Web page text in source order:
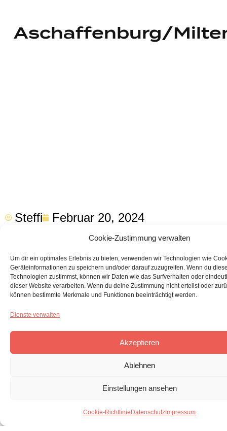
Cookie-Zustimmung verwalten
Um dir ein optimales Erlebnis zu bieten, verwenden wir Technologien wie
Geräteinformationen zu speichern und/oder darauf zuzugreifen. Wenn du
Technologien zustimmst, können wir Daten wie das Surfverhalten oder
dieser Website verarbeiten. Wenn du deine Zustimmung nicht erteilst oder
können bestimmte Merkmale und Funktionen beeinträchtigt werden.
Dienste verwalten
Akzeptieren
Ablehnen
Einstellungen ansehen
Cookie-Richtlinie Datenschutz Impressum
Aschaffenburg/
Steffi Februar 20, 2024
Die Gemeinden um „Kirche für
Aschaffenburg“ haben sich dieses Jahr
gleich viermal zu einer Gebetswoche
getroffen. Mal sehen, was sie als
Aschaffenburg/Miltenberg